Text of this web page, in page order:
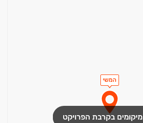
המשי
מיקומים בקרבת הפרויקט